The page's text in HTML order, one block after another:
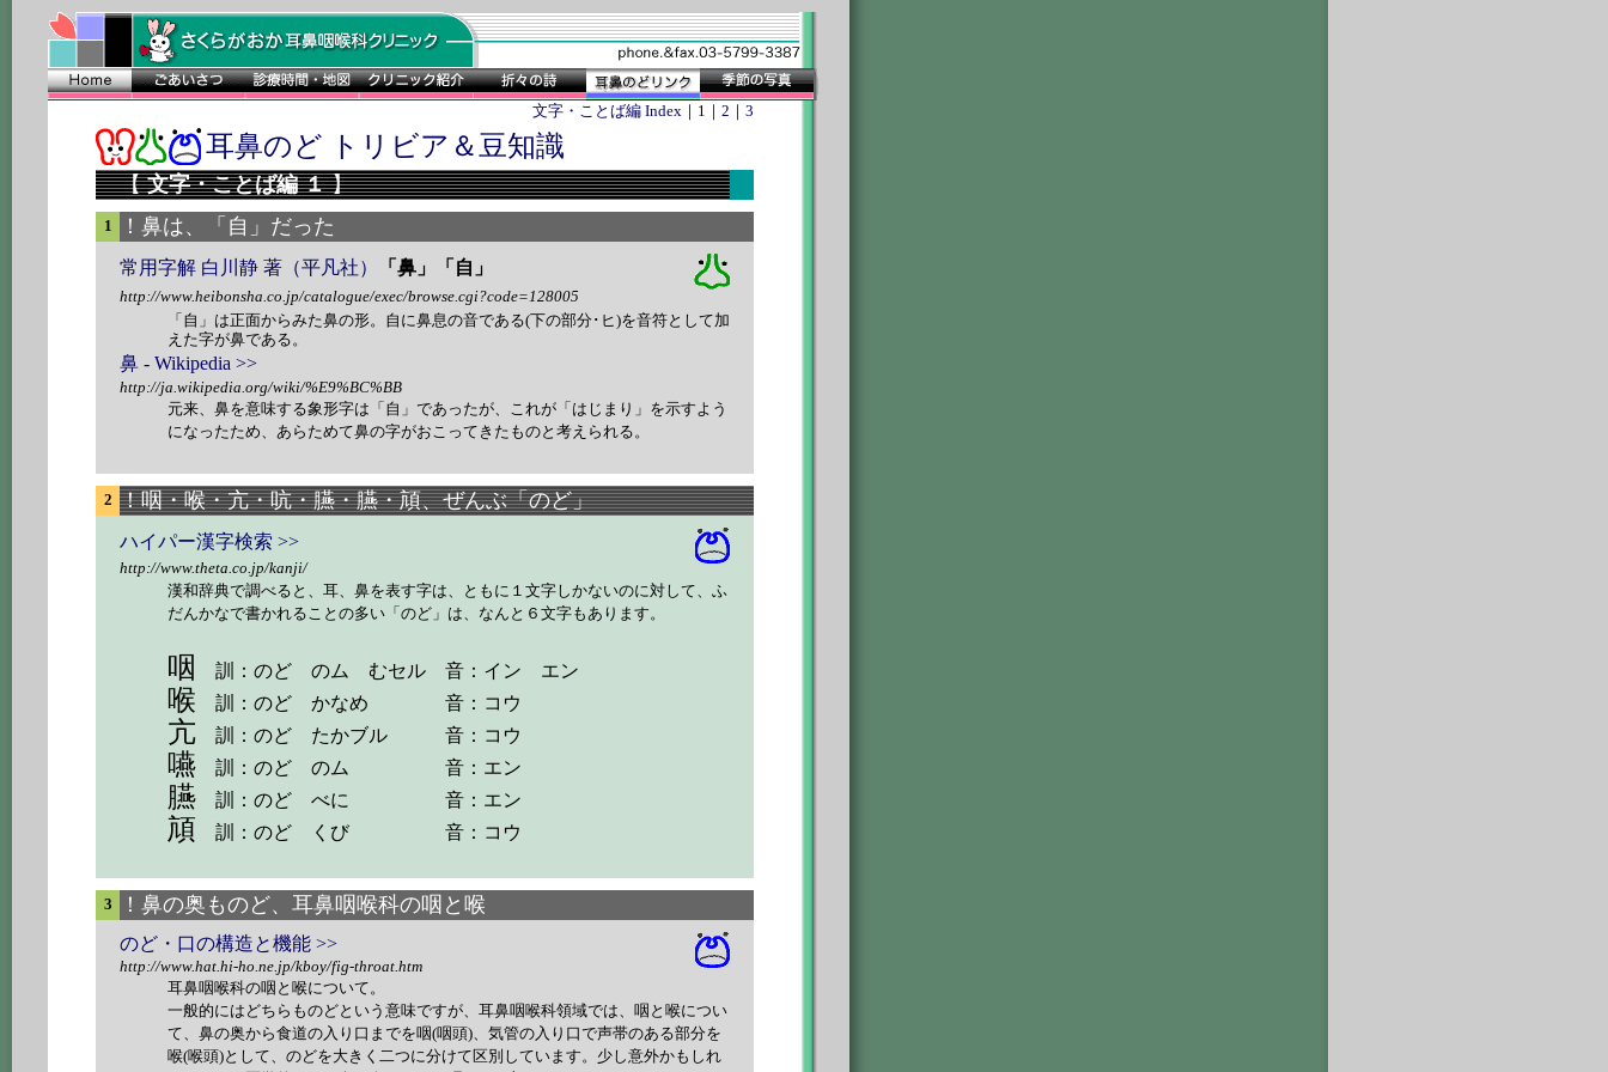
文字・ことば編 Index ｜1｜ 2 ｜ 3
耳鼻のど トリビア＆豆知識
【文字・ことば編 １】
1 ！鼻は、「自」だった
常用字解 白川静 著 （平凡社） 「鼻」「自」
http://www.heibonsha.co.jp/catalogue/exec/browse.cgi?code=128005
「自」は正面からみた鼻の形。自に鼻息の音である(下の部分･ヒ)を音符として加
えた字が鼻である。
鼻 - Wikipedia >>
http://ja.wikipedia.org/wiki/%E9%BC%BB
元来、鼻を意味する象形字は「自」であったが、これが「はじまり」を示すよう
になったため、あらためて鼻の字がおこってきたものと考えられる。
2 ！咽・喉・亢・吭・臙・臙・頏、ぜんぶ「のど」
ハイパー漢字検索 >>
http://www.theta.co.jp/kanji/
漢和辞典で調べると、耳、鼻を表す字は、ともに１文字しかないのに対して、ふ
だんかなで書かれることの多い「のど」は、なんと６文字もあります。
咽 訓：のど のム むセル 音：イン エン
喉 訓：のど かなめ 音：コウ
亢 訓：のど たかブル 音：コウ
嚥 訓：のど のム 音：エン
臙 訓：のど べに 音：エン
頏 訓：のど くび 音：コウ
3 ！鼻の奥ものど、耳鼻咽喉科の咽と喉
のど・口の構造と機能 >>
http://www.hat.hi-ho.ne.jp/kboy/fig-throat.htm
耳鼻咽喉科の咽と喉について。
一般的にはどちらものどという意味ですが、耳鼻咽喉科領域では、咽と喉につい
て、鼻の奥から食道の入り口までを咽(咽頭)、気管の入り口で声帯のある部分を
喉(喉頭)として、のどを大きく二つに分けて区別しています。少し意外かもしれ